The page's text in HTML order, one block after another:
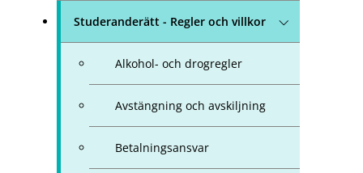
Studeranderätt - Regler och villkor
Alkohol- och drogregler
Avstängning och avskiljning
Betalningsansvar